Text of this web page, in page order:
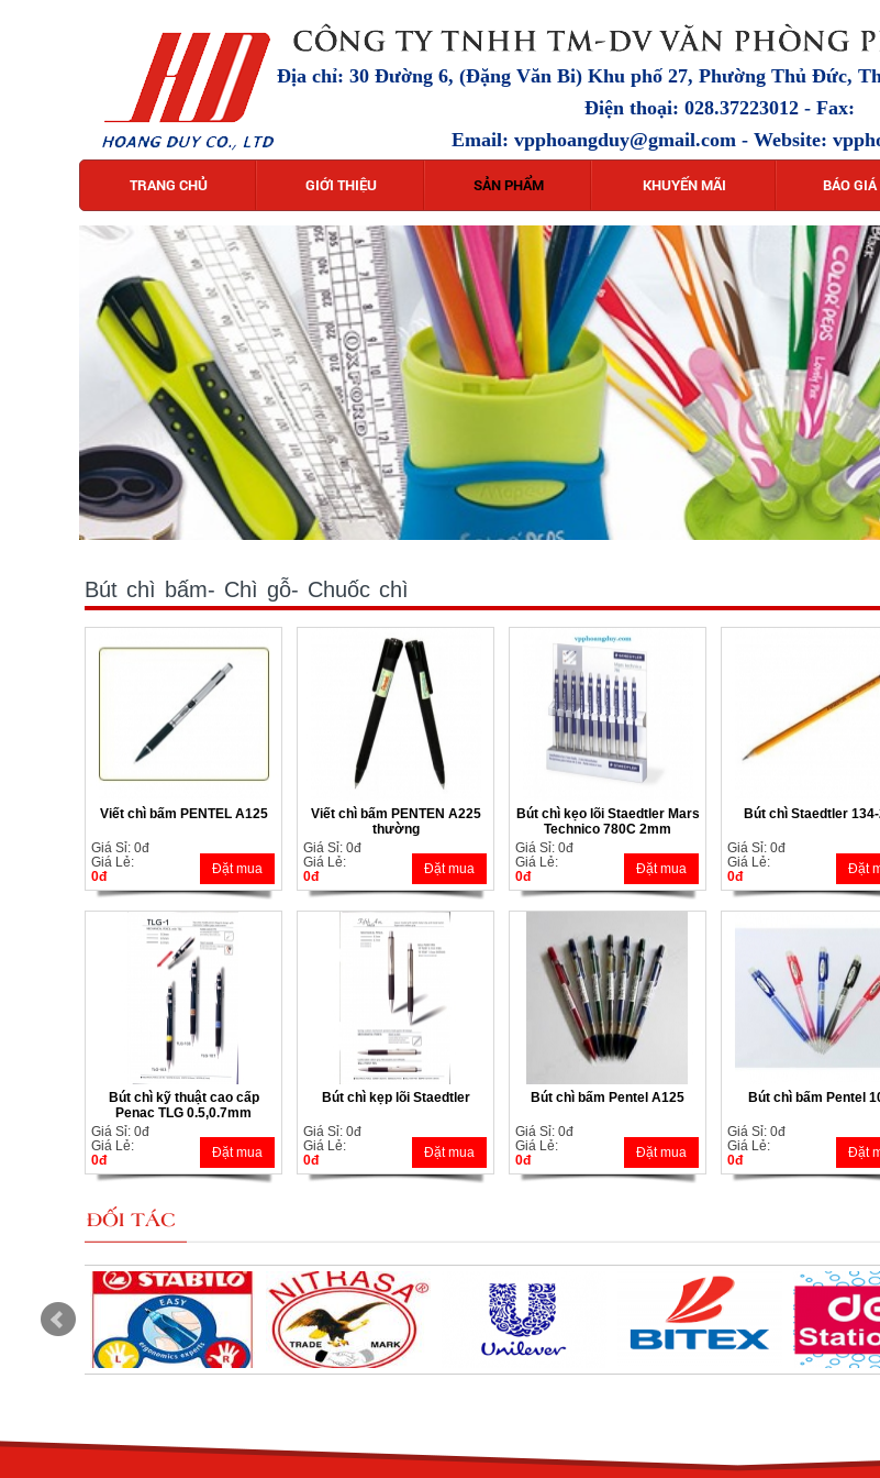
Địa chỉ: 30 Đường 6, (Đặng Văn Bi) Khu phố 27, Phường Thủ Đức,
Điện thoại: 028.37223012 - Fax:
Email: vpphoangduy@gmail.com- Website:
TRANG CHỦ GIỚI THIỆU SẢN PHẨM KHUYẾN MÃI BÁO GIÁ
Bút chì bấm- Chì gỗ- Chuốc chì
Viết chì bấm PENTEL A125
Giá Sỉ: 0đ
Giá Lẻ:
0đ
Đặt mua
Viết chì bấm PENTEN A225
thường
Giá Sỉ: 0đ
Giá Lẻ:
0đ
Đặt mua
Bút chì kẹo lõi Staedtler Mars
Technico 780C 2mm
Giá Sỉ: 0đ
Giá Lẻ:
0đ
Đặt mua
Bút chì Staedtler
Giá Sỉ: 0đ
Giá Lẻ:
0đ
Đặt
Bút chì kỹ thuật cao cấp
Penac TLG 0.5,0.7mm
Giá Sỉ: 0đ
Giá Lẻ:
0đ
Đặt mua
Bút chì kẹp lõi Staedtler
Giá Sỉ: 0đ
Giá Lẻ:
0đ
Đặt mua
Bút chì bấm Pentel A125
Giá Sỉ: 0đ
Giá Lẻ:
0đ
Đặt mua
Bút chì bấm Pentel
Giá Sỉ: 0đ
Giá Lẻ:
0đ
Đặt
ĐỐI TÁC